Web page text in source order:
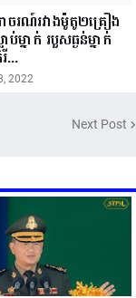
ាចរណ៍​រវាង​ម៉ូតូ​២​គ្រឿង​
ម្នាក់​ របួសធ្ងន់​ម្នាក់​
​...
2022
Next Post